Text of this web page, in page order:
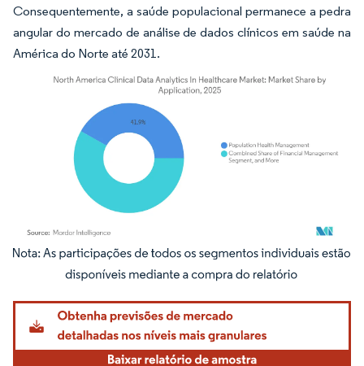
Consequentemente, a saúde populacional permanece a pedra
angular do mercado de análise de dados clínicos em saúde na
América do Norte até 2031.
Imagem © Mordor Intelligence. O reuso requer atribuição conforme CC BY 4.0.